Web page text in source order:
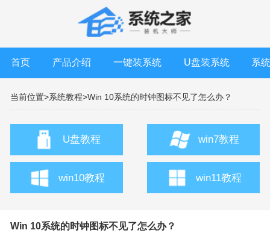
首页 产品介绍 一键装系统 U盘装系统 系
当前位置>系统教程>Win 10系统的时钟图标不见了怎么办？
U盘教程 win7教程
win10教程 win11教程
Win 10系统的时钟图标不见了怎么办？